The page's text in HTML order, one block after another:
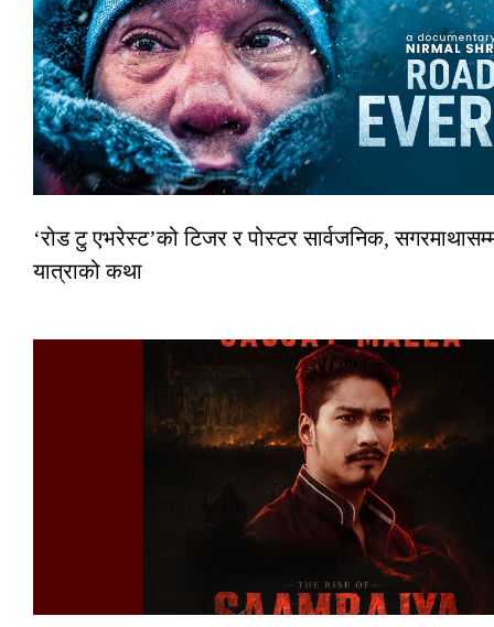
‘रोड टु एभरेस्ट’को टिजर र पोस्टर सार्वजनिक,
यात्राको कथा